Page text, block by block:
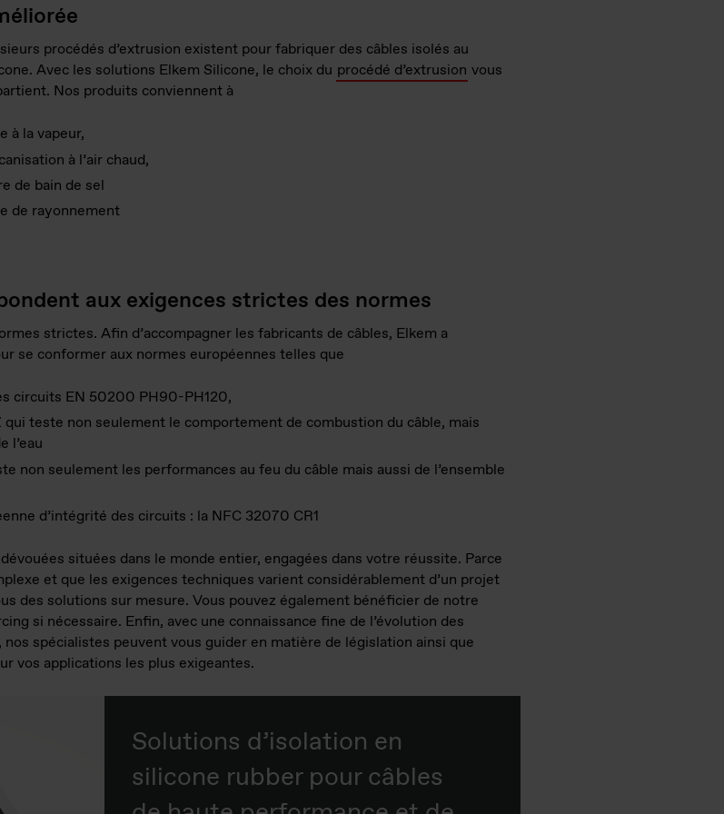
procédés d’extrusion existent pour fabriquer des câbles isolés au
Avec les solutions Elkem Silicone, le choix du procédé d’extrusion vous
Nos produits conviennent à
à la vapeur,
à l’air chaud,
de bain de sel
de rayonnement
aux exigences strictes des normes
strictes. Afin d’accompagner les fabricants de câbles, Elkem a
se conformer aux normes européennes telles que
circuits EN 50200 PH90-PH120,
teste non seulement le comportement de combustion du câble, mais
l’eau
non seulement les performances au feu du câble mais aussi de l’ensemble
d’intégrité des circuits : la NFC 32070 CR1
situées dans le monde entier, engagées dans votre réussite. Parce
et que les exigences techniques varient considérablement d’un projet
des solutions sur mesure. Vous pouvez également bénéficier de notre
si nécessaire. Enfin, avec une connaissance fine de l’évolution des
spécialistes peuvent vous guider en matière de législation ainsi que
vos applications les plus exigeantes.
Solutions d’isolation en
silicone rubber pour câbles